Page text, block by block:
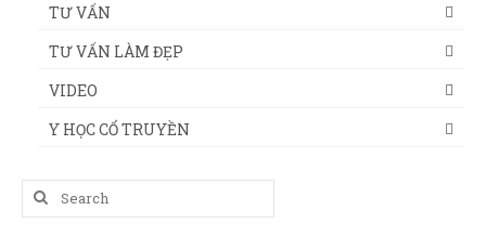
TƯ VẤN
TƯ VẤN LÀM ĐẸP
VIDEO
Y HỌC CỔ TRUYỀN
Search
for: